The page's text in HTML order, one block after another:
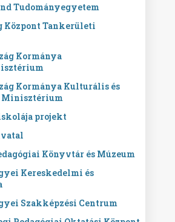
Tudományegyetem
Központ Tankerületi
Kormánya
Kormánya Kulturális és
Minisztérium
projekt
Könyvtár és Múzeum
Kereskedelmi és
Szakképzési Centrum